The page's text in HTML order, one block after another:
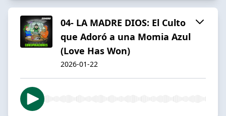
04- LA MADRE DIOS: El Culto
que Adoró a una Momia Azul
(Love Has Won)
2026-01-22